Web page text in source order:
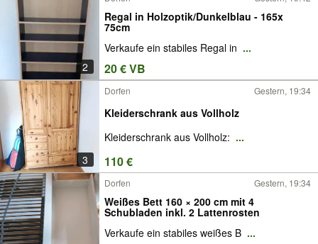
2
Regal in Holzoptik/Dunkelblau - 165x
75cm
Verkaufe ein stabiles Regal in ...
20 € VB
3
Dorfen Gestern, 19:34
Kleiderschrank aus Vollholz
Kleiderschrank aus Vollholz: ...
110 €
Dorfen Gestern, 19:34
Weißes Bett 160 × 200 cm mit 4
Schubladen inkl. 2 Lattenrosten
Verkaufe ein stabiles weißes B ...